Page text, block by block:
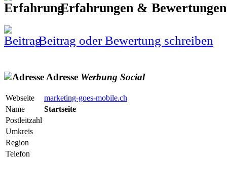
Erfahrungen &
Beitrag oder Bewertung schreiben
Adresse Werbung Social
Webseite
marketing-goes-mobile.ch
Name
Startseite
Postleitzahl
Umkreis
Region
Telefon